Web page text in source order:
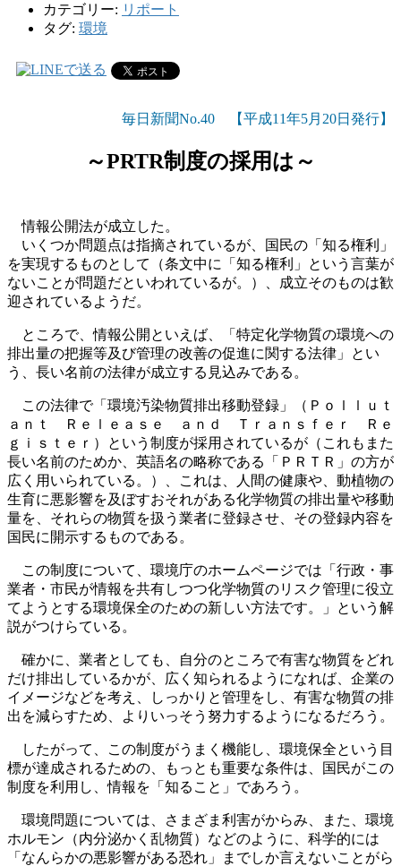
カテゴリー: リポート
タグ: 環境
毎日新聞No.40 【平成11年5月20日発行】
～PRTR制度の採用は～
情報公開法が成立した。
いくつか問題点は指摘されているが、国民の「知る権利」
を実現するものとして（条文中に「知る権利」という言葉が
ないことが問題だといわれているが。）、成立そのものは歓
迎されているようだ。
ところで、情報公開といえば、「特定化学物質の環境への
排出量の把握等及び管理の改善の促進に関する法律」とい
う、長い名前の法律が成立する見込みである。
この法律で「環境汚染物質排出移動登録」（Ｐｏｌｌｕｔ
ａｎｔ Ｒｅｌｅａｓｅ ａｎｄ Ｔｒａｎｓｆｅｒ Ｒｅ
ｇｉｓｔｅｒ）という制度が採用されているが（これもまた
長い名前のためか、英語名の略称である「ＰＲＴＲ」の方が
広く用いられている。）、これは、人間の健康や、動植物の
生育に悪影響を及ぼすおそれがある化学物質の排出量や移動
量を、それらの物質を扱う業者に登録させ、その登録内容を
国民に開示するものである。
この制度について、環境庁のホームページでは「行政・事
業者・市民が情報を共有しつつ化学物質のリスク管理に役立
てようとする環境保全のための新しい方法です。」という解
説がつけらている。
確かに、業者としても、自分のところで有害な物質をどれ
だけ排出しているかが、広く知られるようになれば、企業の
イメージなどを考え、しっかりと管理をし、有害な物質の排
出を減らすため、よりいっそう努力するようになるだろう。
したがって、この制度がうまく機能し、環境保全という目
標が達成されるための、もっとも重要な条件は、国民がこの
制度を利用し、情報を「知ること」であろう。
環境問題については、さまざま利害がからみ、また、環境
ホルモン（内分泌かく乱物質）などのように、科学的には
「なんらかの悪影響がある恐れ」までしか言えないことがら